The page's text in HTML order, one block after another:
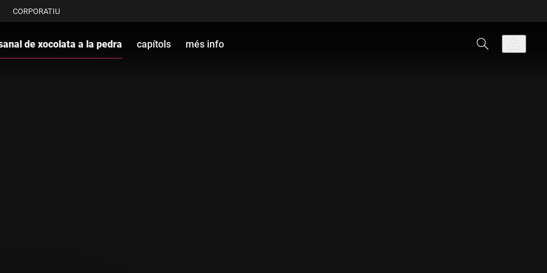
CORPORATIU
de xocolata a la pedra capítols més info